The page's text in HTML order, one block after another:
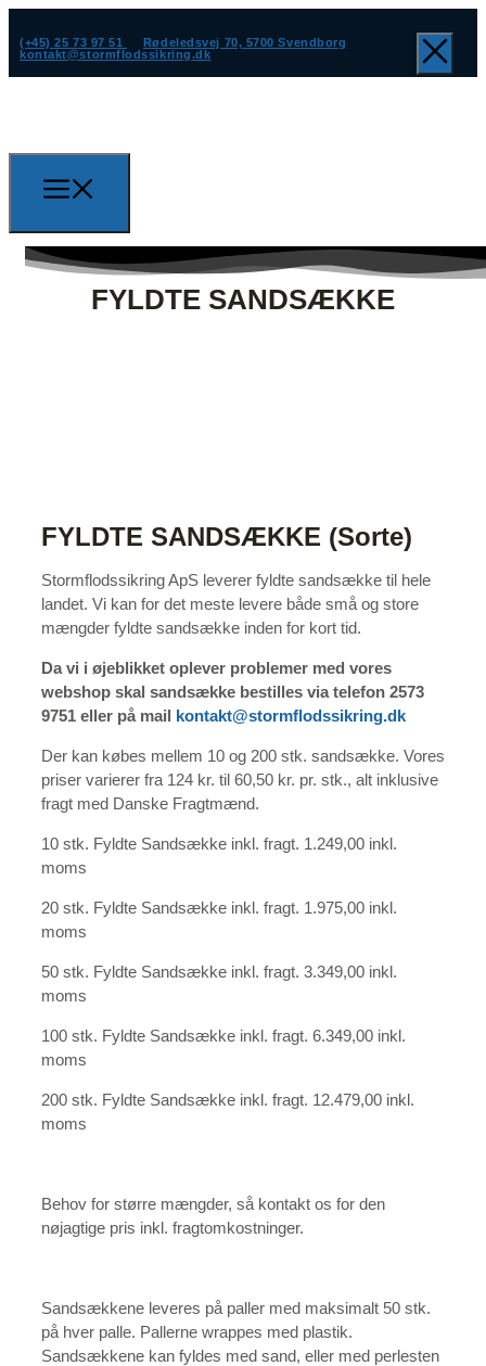
(+45) 25 73 97 51
Rødeledsvej 70, 5700 Svendborg
kontakt@stormflodssikring.dk
FYLDTE SANDSÆKKE
FYLDTE SANDSÆKKE (Sorte)
Stormflodssikring ApS leverer fyldte sandsække til hele
landet. Vi kan for det meste levere både små og store
mængder fyldte sandsække inden for kort tid.
Da vi i øjeblikket oplever problemer med vores
webshop skal sandsække bestilles via telefon 2573
9751 eller på mail kontakt@stormflodssikring.dk
Der kan købes mellem 10 og 200 stk. sandsække. Vores
priser varierer fra 124 kr. til 60,50 kr. pr. stk., alt inklusive
fragt med Danske Fragtmænd.
10 stk. Fyldte Sandsække inkl. fragt. 1.249,00 inkl.
moms
20 stk. Fyldte Sandsække inkl. fragt. 1.975,00 inkl.
moms
50 stk. Fyldte Sandsække inkl. fragt. 3.349,00 inkl.
moms
100 stk. Fyldte Sandsække inkl. fragt. 6.349,00 inkl.
moms
200 stk. Fyldte Sandsække inkl. fragt. 12.479,00 inkl.
moms
Behov for større mængder, så kontakt os for den
nøjagtige pris inkl. fragtomkostninger.
Sandsækkene leveres på paller med maksimalt 50 stk.
på hver palle. Pallerne wrappes med plastik.
Sandsækkene kan fyldes med sand, eller med perlesten